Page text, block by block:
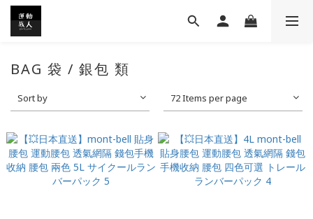
BAG 袋 / 銀包 類
Sort by 72 Items per page